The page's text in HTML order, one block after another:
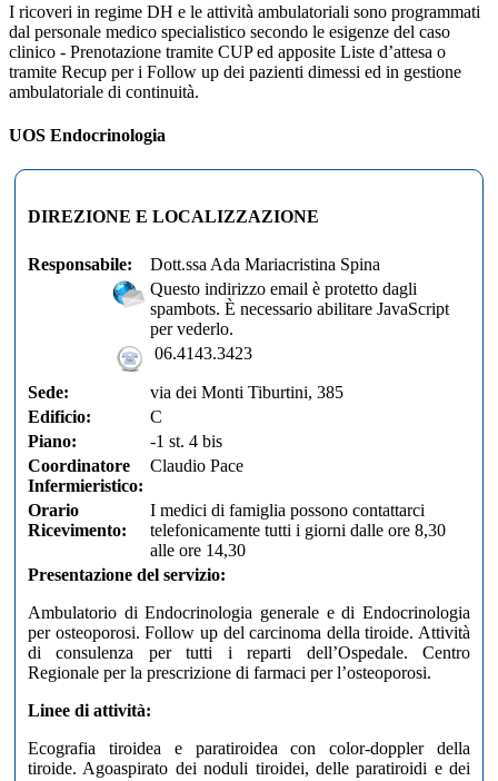
I ricoveri in regime DH e le attività ambulatoriali sono programmati
dal personale medico specialistico secondo le esigenze del caso
clinico - Prenotazione tramite CUP ed apposite Liste d’attesa o
tramite Recup per i Follow up dei pazienti dimessi ed in gestione
ambulatoriale di continuità.
UOS Endocrinologia
DIREZIONE E LOCALIZZAZIONE
Responsabile:
Dott.ssa Ada Mariacristina Spina
Questo indirizzo email è protetto dagli
spambots. È necessario abilitare JavaScript
per vederlo.
06.4143.3423
Sede:
via dei Monti Tiburtini, 385
Edificio:
C
Piano:
-1 st. 4 bis
Coordinatore
Infermieristico:
Claudio Pace
Orario
Ricevimento:
I medici di famiglia possono contattarci
telefonicamente tutti i giorni dalle ore 8,30
alle ore 14,30
Presentazione del servizio:
Ambulatorio di Endocrinologia generale e di Endocrinologia
per osteoporosi. Follow up del carcinoma della tiroide. Attività
di consulenza per tutti i reparti dell’Ospedale. Centro
Regionale per la prescrizione di farmaci per l’osteoporosi.
Linee di attività:
Ecografia tiroidea e paratiroidea con color-doppler della
tiroide. Agoaspirato dei noduli tiroidei, delle paratiroidi e dei